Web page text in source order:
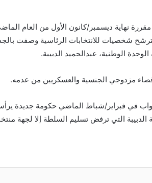
مقررة نهاية ديسمبر/كانون الأول من العام
شخصيات للانتخابات الرئاسية وصفت
الوطنية، عبدالحميد الدبيبة.
مزدوجي الجنسية والعسكريين من عدمه.
في فبراير/شباط الماضي حكومة جديدة
التي ترفض تسليم السلطة إلا لجهة